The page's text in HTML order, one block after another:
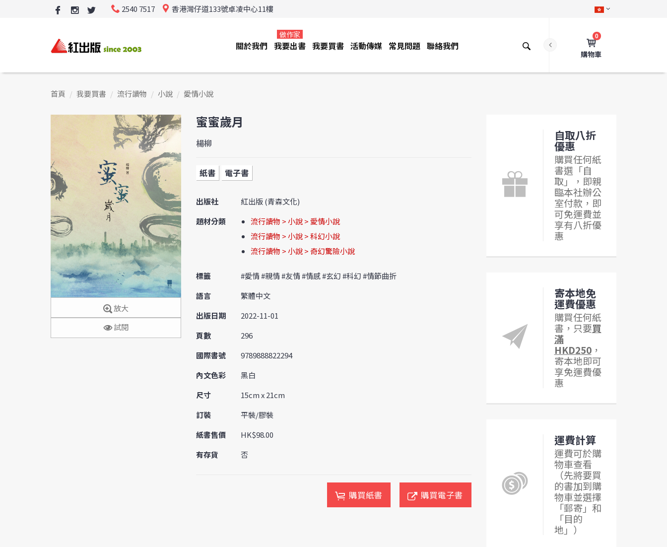
2540 7517 香港灣仔道133號卓凌中心11樓
0
購物車
關於我們 我要出書
做作家
我要買書 活動傳媒 常見問題 聯絡我們
首頁 我要買書 流行讀物 小說 愛情小說
放大
試閱
蜜蜜歲月
楊柳
紙書 電子書
出版社
紅出版 (青森文化)
題材分類
流行讀物 > 小說 > 愛情小說
流行讀物 > 小說 > 科幻小說
流行讀物 > 小說 > 奇幻驚險小說
標籤
#愛情 #親情 #友情 #情感 #玄幻 #科幻 #情節曲折
語言
繁體中文
出版日期
2022-11-01
頁數
296
國際書號
9789888822294
內文色彩
黑白
尺寸
15cm x 21cm
訂裝
平裝/膠裝
紙書售價
HK$98.00
有存貨
否
購買紙書 購買電子書
自取八折
優惠
購買任何紙
書選「自
取」，即親
臨本社辦公
室付款，即
可免運費並
享有八折優
惠
寄本地免
運費優惠
購買任何紙
書，只要買
滿
HKD250，
寄本地即可
享免運費優
惠
運費計算
運費可於購
物車查看
（先將要買
的書加到購
物車並選擇
「郵寄」和
「目的
地」）